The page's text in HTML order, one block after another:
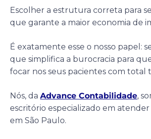
Escolher a estrutura correta para
que garante a maior economia de
É exatamente esse o nosso papel:
que simplifica a burocracia para
focar nos seus pacientes com total
Nós, da Advance Contabilidade,
escritório especializado em
em São Paulo.